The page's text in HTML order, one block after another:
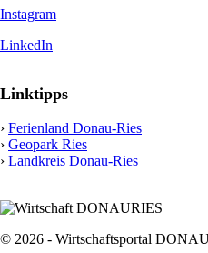
Instagram
LinkedIn
Linktipps
› Ferienland Donau-Ries
› Geopark Ries
› Landkreis Donau-Ries
© 2026 - Wirtschaftsportal